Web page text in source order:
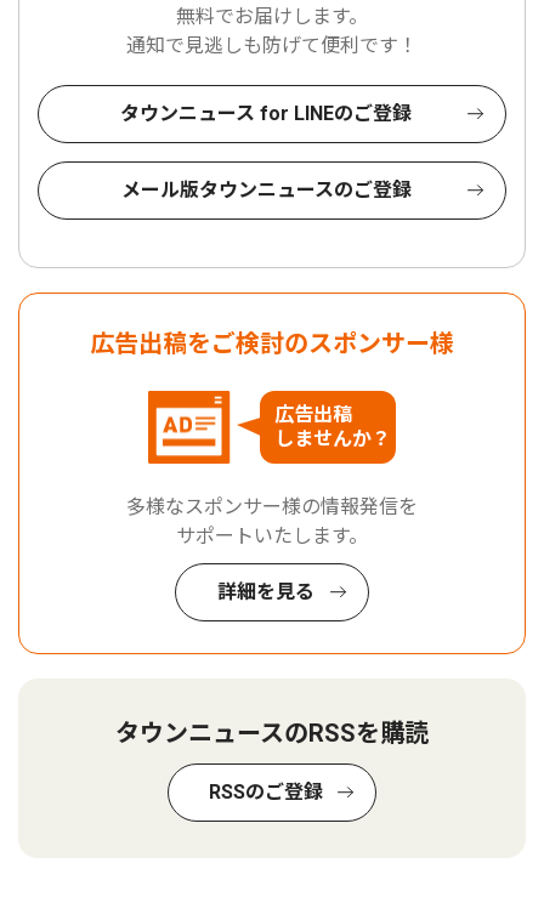
無料でお届けします。
通知で見逃しも防げて便利です！
タウンニュース for LINEのご登録
メール版タウンニュースのご登録
広告出稿をご検討のスポンサー様
広告出稿
しませんか？
多様なスポンサー様の情報発信を
サポートいたします。
詳細を見る
タウンニュースのRSSを購読
RSSのご登録